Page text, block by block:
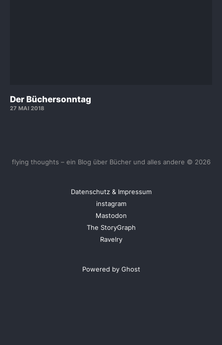
Der Büchersonntag
27 MAI 2018
flying thoughts – ein Blog über Bücher und alles andere © 2026
Datenschutz & Impressum
instagram
Mastodon
The StoryGraph
Ravelry
Powered by Ghost